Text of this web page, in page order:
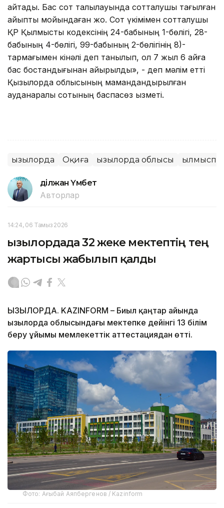
айтады. Бас сот талқылауында сотталушы тағылған
айыпты мойындаған жоқ. Сот үкімімен сотталушы
ҚР Қылмыстық кодексінің 24-бабының 1-бөлігі, 28-
бабының 4-бөлігі, 99-бабының 2-бөлігінің 8)-
тармағымен кінәлі деп танылып, ол 7 жыл 6 айға
бас бостандығынан айырылды», - деп мәлім етті
Қызылорда облысының мамандандырылған
ауданаралық сотының баспасөз қызметі.
Қызылорда Оқиға Қызылорда облысы
Әділжан Үмбет
Авторлар
14:24, 06 Тамыз 2026
Қызылордада 32 жеке мектептің тең
жартысы жабылып қалды
ҚЫЗЫЛОРДА. KAZINFORM – Биыл қаңтар айында
Қызылорда облысындағы мектепке дейінгі 13 білім
беру ұйымы мемлекеттік аттестациядан өтті.
Фото: Ағыбай Аяпбергенов / Kazinform